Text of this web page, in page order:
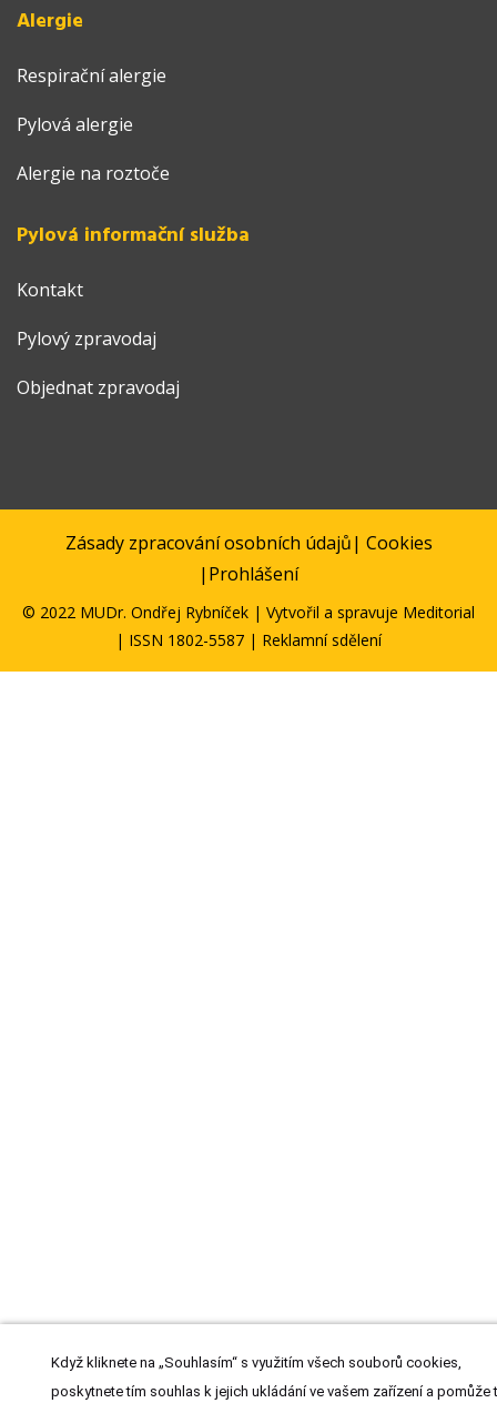
Alergie
Respirační alergie
Pylová alergie
Alergie na roztoče
Pylová informační služba
Kontakt
Pylový zpravodaj
Objednat zpravodaj
Zásady zpracování osobních údajů| Cookies
| Prohlášení
© 2022 MUDr. Ondřej Rybníček | Vytvořil a spravuje Meditorial
| ISSN 1802-5587 | Reklamní sdělení
Když kliknete na „Souhlasím“ s využitím všech souborů cookies,
poskytnete tím souhlas k jejich ukládání ve vašem zařízení a pomůže